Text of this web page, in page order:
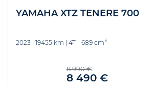
YAMAHA XTZ TENERE 700
2023 | 19455 km | 4T - 689 cm3
8 990 €
8 490 €